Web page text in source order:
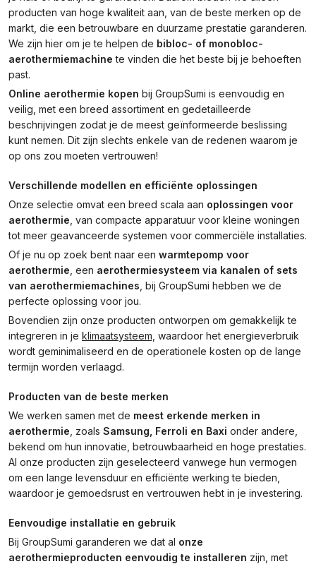
producten van hoge kwaliteit aan, van de beste merken op de
markt, die een betrouwbare en duurzame prestatie garanderen.
We zijn hier om je te helpen de bibloc- of monobloc-
aerothermiemachine te vinden die het beste bij je behoeften
past.
Online aerothermie kopen bij GroupSumi is eenvoudig en
veilig, met een breed assortiment en gedetailleerde
beschrijvingen zodat je de meest geïnformeerde beslissing
kunt nemen. Dit zijn slechts enkele van de redenen waarom je
op ons zou moeten vertrouwen!
Verschillende modellen en efficiënte oplossingen
Onze selectie omvat een breed scala aan oplossingen voor
aerothermie , van compacte apparatuur voor kleine woningen
tot meer geavanceerde systemen voor commerciële installaties.
Of je nu op zoek bent naar een warmtepomp voor
aerothermie , een aerothermiesysteem via kanalen of sets
van aerothermiemachines , bij GroupSumi hebben we de
perfecte oplossing voor jou.
Bovendien zijn onze producten ontworpen om gemakkelijk te
integreren in je klimaatsysteem, waardoor het energieverbruik
wordt geminimaliseerd en de operationele kosten op de lange
termijn worden verlaagd.
Producten van de beste merken
We werken samen met de meest erkende merken in
aerothermie , zoals Samsung, Ferroli en Baxi onder andere,
bekend om hun innovatie, betrouwbaarheid en hoge prestaties.
Al onze producten zijn geselecteerd vanwege hun vermogen
om een lange levensduur en efficiënte werking te bieden,
waardoor je gemoedsrust en vertrouwen hebt in je investering.
Eenvoudige installatie en gebruik
Bij GroupSumi garanderen we dat al onze
aerothermieproducten eenvoudig te installeren zijn, met